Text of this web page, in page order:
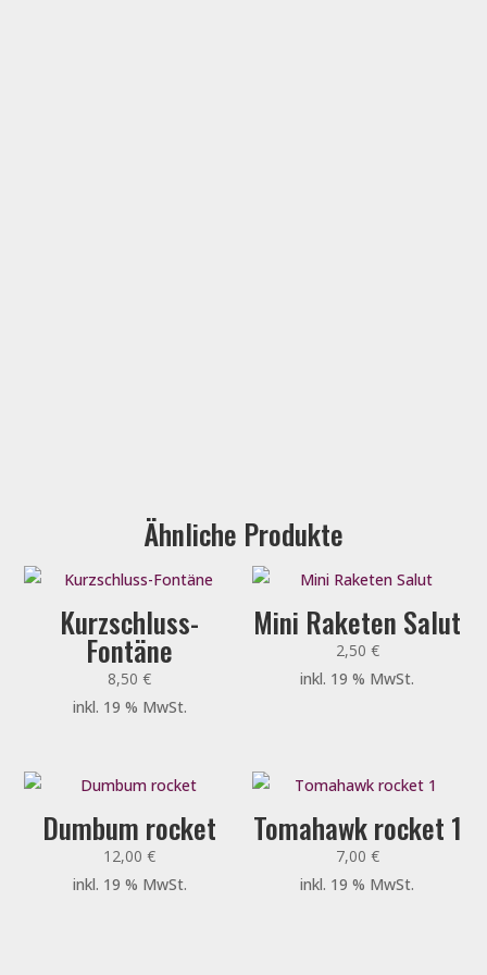
Ähnliche Produkte
Kurzschluss-
Fontäne
8,50€
inkl. 19 % MwSt.
Mini Raketen Salut
2,50 €
inkl. 19 % MwSt.
Dumbum rocket
12,00€
inkl. 19 % MwSt.
Tomahawk rocket 1
7,00 €
inkl. 19 % MwSt.